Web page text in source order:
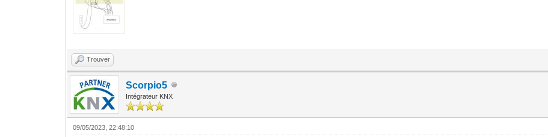
Trouver
Scorpio5
Intégrateur KNX
09/05/2023, 22:48:10